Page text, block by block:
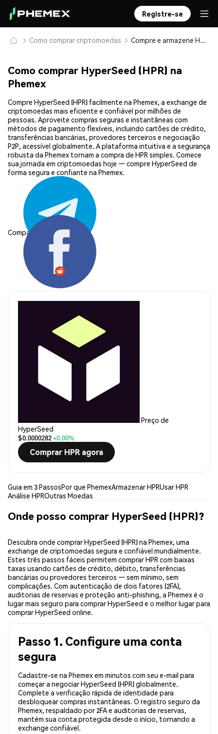
Registre-se
Como comprar criptomoedas Compre e armazene HyperSeed (HPR) com segurança
Como comprar HyperSeed (HPR) na
Phemex
Compre HyperSeed (HPR) facilmente na Phemex, a exchange de
criptomoedas mais eficiente e confiável por milhões de
pessoas. Aproveite compras seguras e instantâneas com
métodos de pagamento flexíveis, incluindo cartões de crédito,
transferências bancárias, provedores terceiros e negociação
P2P, acessível globalmente. A plataforma intuitiva e a segurança
robusta da Phemex tornam a compra de HPR simples. Comece
sua jornada em criptomoedas hoje — compre HyperSeed de
forma segura e confiante na Phemex.
Compartilhar:
Preço de
HyperSeed
$0.0000282+0.00%
Comprar HPR agora
Guia em 3 PassosPor que PhemexArmazenar HPRUsar HPR
Análise HPROutras Moedas
Onde posso comprar HyperSeed (HPR)?
Descubra onde comprar HyperSeed (HPR) na Phemex, uma
exchange de criptomoedas segura e confiável mundialmente.
Estes três passos fáceis permitem comprar HPR com baixas
taxas usando cartões de crédito, débito, transferências
bancárias ou provedores terceiros — sem mínimo, sem
complicações. Com autenticação de dois fatores (2FA),
auditorias de reservas e proteção anti-phishing, a Phemex é o
lugar mais seguro para comprar HyperSeed e o melhor lugar para
comprar HyperSeed online.
Passo 1. Configure uma conta
segura
Cadastre-se na Phemex em minutos com seu e-mail para
começar a negociar HyperSeed (HPR) globalmente.
Complete a verificação rápida de identidade para
desbloquear compras instantâneas. O registro seguro da
Phemex, respaldado por 2FA e auditorias de reservas,
mantém sua conta protegida desde o início, tornando a
exchange confiável.